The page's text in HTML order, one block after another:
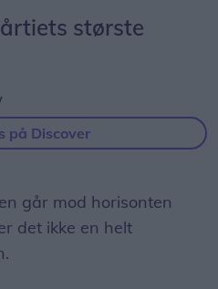
største
på Discover
går mod horisonten
det ikke en helt